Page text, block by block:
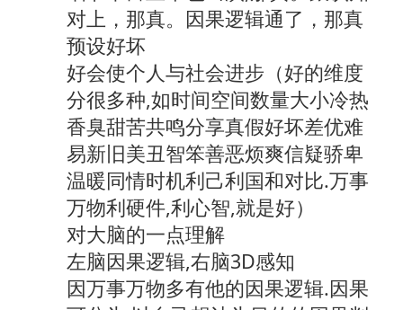
对上，那真。因果逻辑通了，那真
预设好坏
好会使个人与社会进步（好的维度
分很多种,如时间空间数量大小冷热
香臭甜苦共鸣分享真假好坏差优难
易新旧美丑智笨善恶烦爽信疑骄卑
温暖同情时机利己利国和对比.万事
万物利硬件,利心智,就是好）
对大脑的一点理解
左脑因果逻辑,右脑3D感知
因万事万物多有他的因果逻辑.因果